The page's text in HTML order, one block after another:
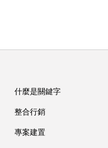
什麼是關鍵字
整合行銷
專案建置